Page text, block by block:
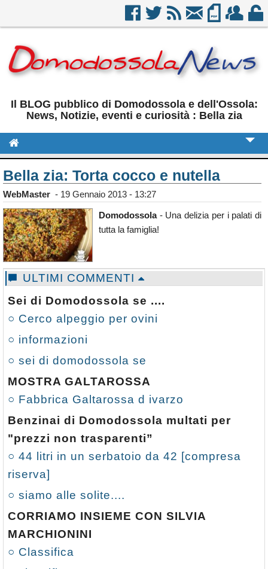
Il BLOG pubblico di Domodossola e dell'Ossola:
News, Notizie, eventi e curiosità : Bella zia
Sport
Eventi
Rubriche
Calendario
Annunci
Bella zia: Torta cocco e nutella
WebMaster - 19 Gennaio 2013 - 13:27
Domodossola- Una delizia per i palati di
tutta la famiglia!
ULTIMI COMMENTI
Sei di Domodossola se ....
○ Cerco alpeggio per ovini
○ informazioni
○ sei di domodossola se
MOSTRA GALTAROSSA
○ Fabbrica Galtarossa d ivarzo
Benzinai di Domodossola multati per
"prezzi non trasparenti”
○ 44 litri in un serbatoio da 42 [compresa
riserva]
○ siamo alle solite....
CORRIAMO INSIEME CON SILVIA
MARCHIONINI
○ Classifica